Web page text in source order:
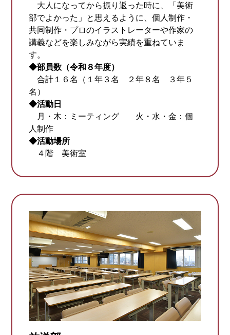
大人になってから振り返った時に、「美術
部でよかった」と思えるように、個人制作・
共同制作・プロのイラストレーターや作家の
講義などを楽しみながら実績を重ねていま
す。
◆部員数（令和８年度）
合計１６名（１年３名 ２年８名 ３年５
名）
◆活動日
月・木：
ミーティング 火・水・金：個
人制作
◆活動場所
４階 美術室